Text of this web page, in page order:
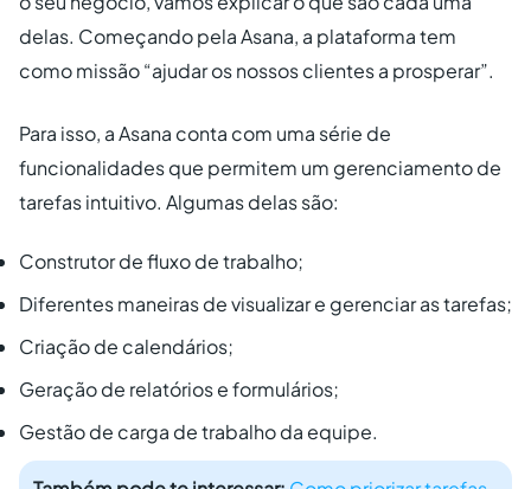
delas. Começando pela Asana, a plataforma tem
como missão “ajudar os nossos clientes a prosperar”.
Para isso, a Asana conta com uma série de
funcionalidades que permitem um gerenciamento de
tarefas intuitivo. Algumas delas são:
Construtor de fluxo de trabalho;
Diferentes maneiras de visualizar e gerenciar as tarefas;
Criação de calendários;
Geração de relatórios e formulários;
Gestão de carga de trabalho da equipe.